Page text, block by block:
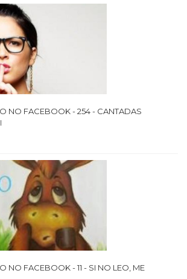
NO FACEBOOK - 254 - CANTADAS
NO FACEBOOK - 11 - SI NO LEO, ME